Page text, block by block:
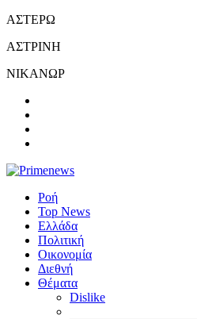
ΑΣΤΕΡΩ
ΑΣΤΡΙΝΗ
ΝΙΚΑΝΩΡ
Ροή
Top News
Ελλάδα
Πολιτική
Οικονομία
Διεθνή
Θέματα
Dislike